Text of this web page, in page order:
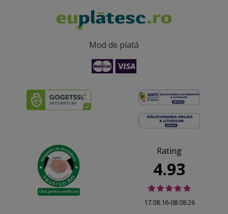
Mod de plată
Rating
4.93
17.08.16-08.08.26